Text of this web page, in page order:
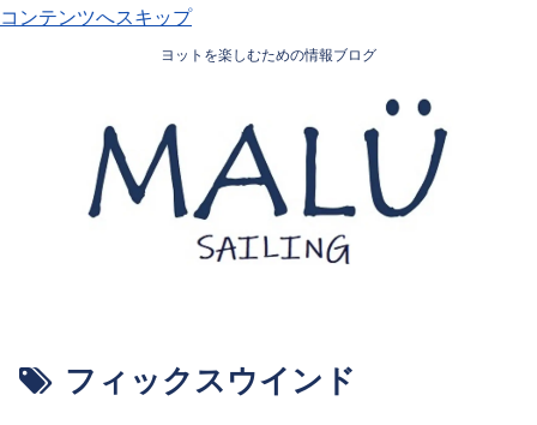
コンテンツへスキップ
ヨットを楽しむための情報ブログ
フィックスウインド